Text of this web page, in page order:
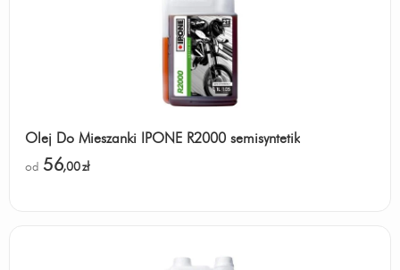
Olej Do Mieszanki IPONE R2000 semisyntetik
od 56,00zł